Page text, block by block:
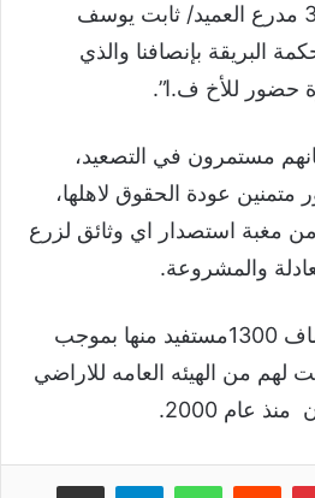
الجمعية السكنية للواء 31 مدرع العميد/ ثابت يوسف
البريقة بإنصافنا والذي
حضور للأخ ف.ا”.
مستمرون في التصعيد،
متمنين عودة الحقوق لاهلها،
مغبة استصدار اي وثائق لزرع
والمشروعة.
وطالب بيان الوقفة بانصاف 1300مستفيد منها بموجب
لهم من الهيئه العامه للاراضي
عام 2000.
بينتيريست واتسابتيلقرام مشاركة عبر البريد